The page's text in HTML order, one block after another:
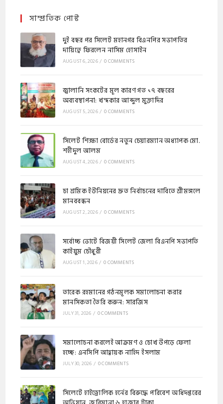
সাম্প্রতিক পোস্ট
দুই বছর পর সিলেট মহানগর বিএনপির সভাপতির
দায়িত্বে ফিরলেন নাসিম হোসাইন
AUGUST 6, 2026/ 0 COMMENTS
জ্বালানি সংকটের মূল কারণ গত ১৭ বছরের
অব্যবস্থাপনা: খন্দকার আব্দুল মুক্তাদির
AUGUST 5, 2026/ 0 COMMENTS
সিলেট শিক্ষা বোর্ডের নতুন চেয়ারম্যান অধ্যাপক মো.
শহীদুল আলম
AUGUST 4, 2026/ 0 COMMENTS
চা শ্রমিক ইউনিয়নের দ্রুত নির্বাচনের দাবিতে শ্রীমঙ্গলে
মানববন্ধন
AUGUST 2, 2026/ 0 COMMENTS
সর্বোচ্চ ভোটে বিজয়ী সিলেট জেলা বিএনপি সভাপতি
কাইয়ুম চৌধুরী
AUGUST 1, 2026/ 0 COMMENTS
​​তারেক রহমানের গঠনমূলক সমালোচনা করার
মানসিকতা তৈরি করুন: সারজিস
JULY 31, 2026 / 0 COMMENTS
সমালোচনা করলেই আক্রমণ ও চোখ উপড়ে ফেলা
হচ্ছে: এনসিপি আহ্বায়ক নাহিদ ইসলাম
JULY 30, 2026 / 0 COMMENTS
​সিলেটে হাইড্রোলিক হর্নের বিরুদ্ধে পরিবেশ অধিদপ্তরের